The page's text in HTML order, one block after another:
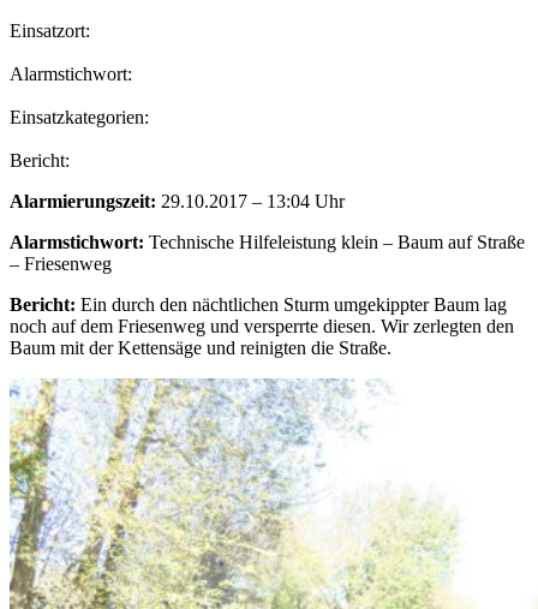
Einsatzort:
Alarmstichwort:
Einsatzkategorien:
Bericht:
Alarmierungszeit: 29.10.2017 – 13:04 Uhr
Alarmstichwort: Technische Hilfeleistung klein – Baum auf Straße
– Friesenweg
Bericht: Ein durch den nächtlichen Sturm umgekippter Baum lag
noch auf dem Friesenweg und versperrte diesen. Wir zerlegten den
Baum mit der Kettensäge und reinigten die Straße.